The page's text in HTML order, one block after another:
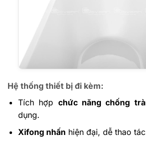
Hệ thống thiết bị đi kèm:
Tích hợp chức năng chống
dụng.
Xifong nhấn hiện đại, dễ thao